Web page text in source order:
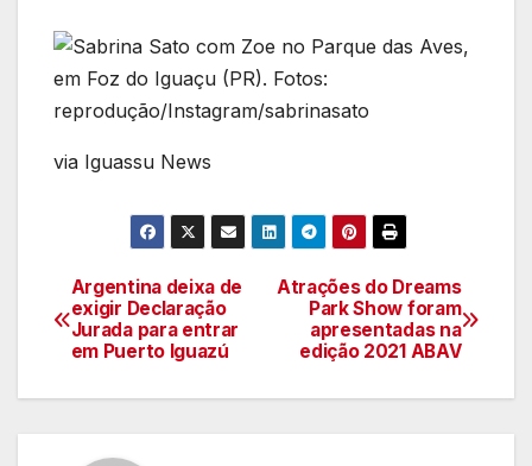
via Iguassu News
Navegação
de
artigos
Atrações do Dreams
Park Show foram
apresentadas na
edição 2021 ABAV
Argentina deixa de
exigir Declaração
Jurada para entrar
em Puerto Iguazú